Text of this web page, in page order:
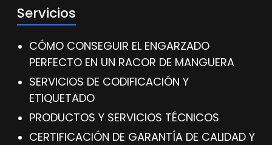
Servicios
CÓMO CONSEGUIR EL ENGARZADO
PERFECTO EN UN RACOR DE MANGUERA
SERVICIOS DE CODIFICACIÓN Y
ETIQUETADO
PRODUCTOS Y SERVICIOS TÉCNICOS
CERTIFICACIÓN DE GARANTÍA DE CALIDAD Y